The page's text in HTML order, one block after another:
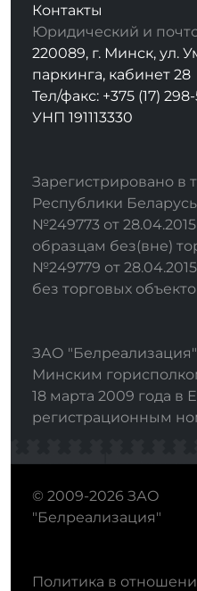
Контакты
Юридический и
220089, г. Минск, ул.
паркинга, кабинет 28
Тел/факс: +375 (17)
УНП 191113330
Зарегистрировано в
Республики
№249773 от
образцам без(вне)
№249779 от
без торговых
ЗАО
Минским
18 марта 2009 года в
регистрационным
© 2009-2026 ЗАО
"Белреализация"
Политика в